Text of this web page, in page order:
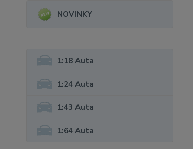
NOVINKY
1:18 Auta
1:24 Auta
1:43 Auta
1:64 Auta